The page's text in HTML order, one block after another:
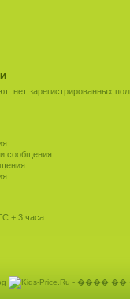
нет зарегистрированных
сообщения
+ 3 часа